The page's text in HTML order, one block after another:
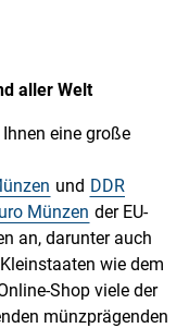
aller Welt
eine große
und DDR
Münzen der EU-
an, darunter auch
wie dem
Shop viele der
münzprägenden